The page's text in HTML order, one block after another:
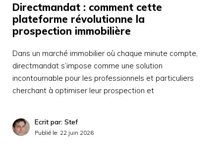
Directmandat : comment cette
plateforme révolutionne la
prospection immobilière
Dans un marché immobilier où chaque minute compte,
directmandat s’impose comme une solution
incontournable pour les professionnels et particuliers
cherchant à optimiser leur prospection et
Ecrit par: Stef
Publié le: 22 juin 2026